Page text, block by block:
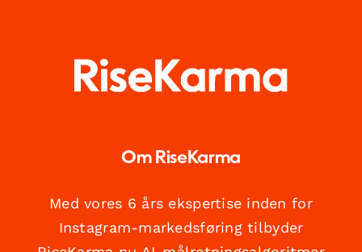
Om RiseKarma
Med vores 6 års ekspertise inden for
Instagram-markedsføring tilbyder